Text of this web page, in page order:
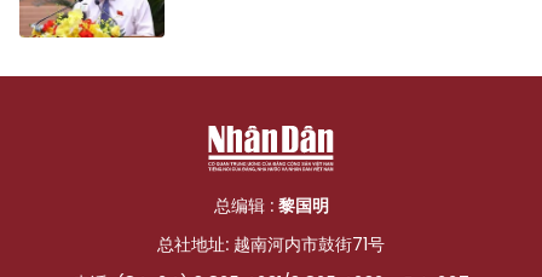
总编辑 : 黎国明
总社地址: 越南河内市鼓街71号